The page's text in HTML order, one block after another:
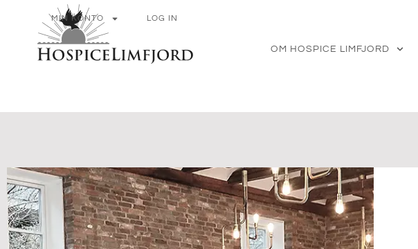
MIN KONTO LOG IN
OM HOSPICE LIMFJORD